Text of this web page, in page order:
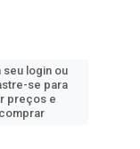
seu login ou
se para
preços e
comprar